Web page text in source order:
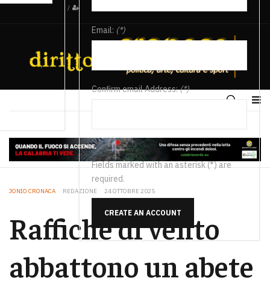
/
Email: (*)
Confirm email Address:(*)
Fields marked with an asterisk (*) are
required.
CREATE AN ACCOUNT
JONIO CRONACA REDAZIONE 24 OTTOBRE 2025
Raffiche di vento
abbattono un abete